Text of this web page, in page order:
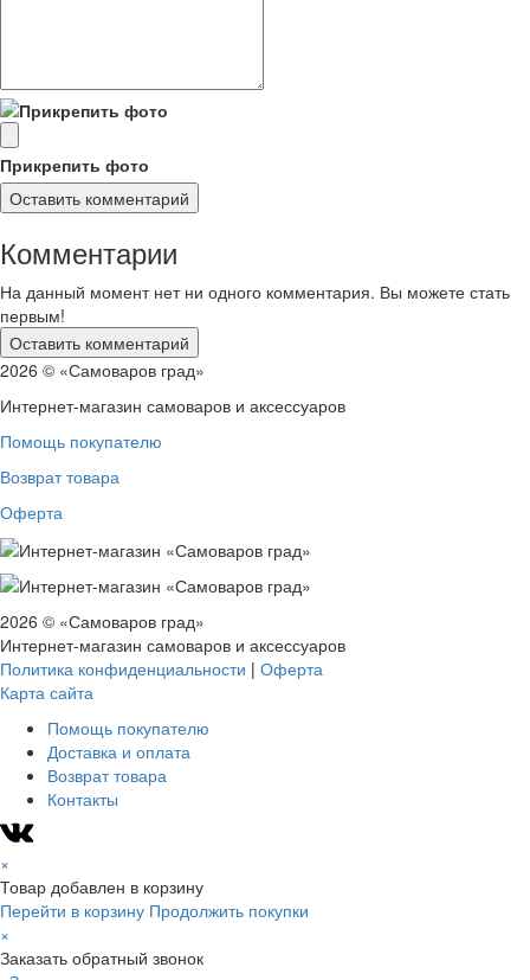
Прикрепить фото
Комментарии
На данный момент нет ни одного комментария. Вы можете стать
первым!
2026 © «Самоваров град»
Интернет-магазин самоваров и аксессуаров
Помощь покупателю
Возврат товара
Оферта
2026 © «Самоваров град»
Интернет-магазин самоваров и аксессуаров
Политика конфиденциальности | Оферта
Карта сайта
Помощь покупателю
Доставка и оплата
Возврат товара
Контакты
×
Товар добавлен в корзину
Перейти в корзину Продолжить покупки
×
Заказать обратный звонок